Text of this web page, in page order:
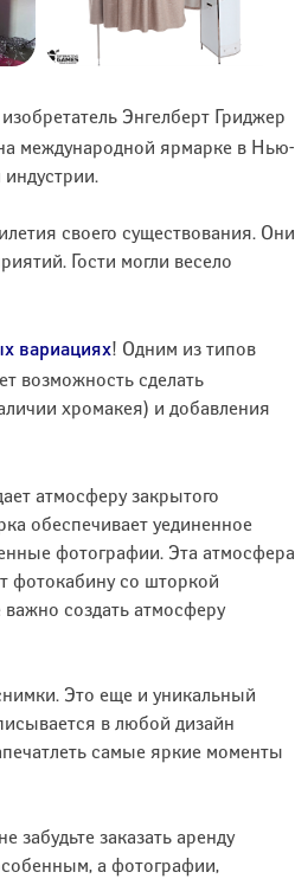
Энгелберт Гриджер
международной ярмарке в Нью-
своего существования. Они
Гости могли весело
вариациях! Одним из типов
возможность сделать
хромакея) и добавления
атмосферу закрытого
обеспечивает уединенное
фотографии. Эта атмосфера
фотокабину со шторкой
создать атмосферу
Это еще и уникальный
в любой дизайн
самые яркие моменты
забудьте заказать аренду
а фотографии,